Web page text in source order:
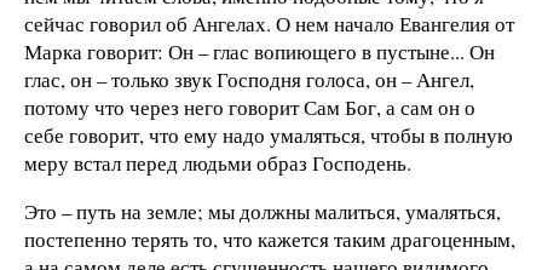
сейчас говорил об Ангелах. О нем начало Евангелия от
Марка говорит: Он– глас вопиющего в пустыне... Он
глас, он – только звук Господня голоса, он – Ангел,
потому что через него говорит Сам Бог, а сам он о
себе говорит, что ему надо умаляться, чтобы в полную
меру встал перед людьми образ Господень.
Это – путь на земле; мы должны малиться, умаляться,
постепенно терять то, что кажется таким драгоценным,